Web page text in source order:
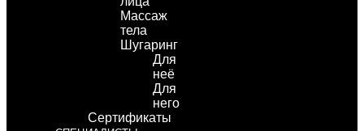
Массаж
тела
Шугаринг
Для
неё
Для
него
Сертификаты